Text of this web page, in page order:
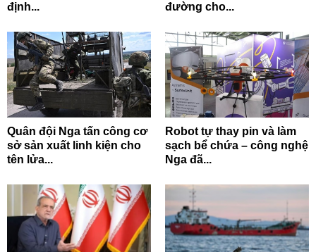
định...
đường cho...
Quân đội Nga tấn công cơ
sở sản xuất linh kiện cho
tên lửa...
Robot tự thay pin và làm
sạch bể chứa – công nghệ
Nga đã...